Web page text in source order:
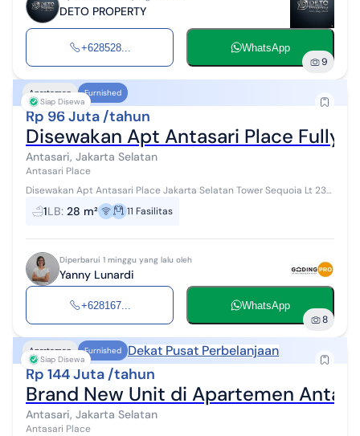
DETO PROPERTY
+628528... WhatsApp
9
Siap Disewa
Apartemen Furnished
Rp 96 Juta /tahun
Disewakan Apt Antasari Place Fully
Antasari, Jakarta Selatan
Antasari Place
Disewakan Apt Antasari Place Jakarta Selatan Tower Sequoia Lt 23
LB 28m2 Fully Furnished Hrg sewa: 96 jt/ thn (termasuk IPL, wifi
,netflix premi...
1LB: 28 m² 11 Fasilitas
Diperbarui 1 minggu yang lalu oleh
Yanny Lunardi
+628167... WhatsApp
8
Siap Disewa
Apartemen Furnished Dekat Pusat Perbelanjaan
Rp 144 Juta /tahun
Brand New Unit di Apartemen
Antasari, Jakarta Selatan
Antasari Place